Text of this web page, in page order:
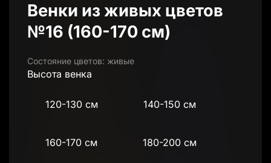
Венки из живых цветов
№16 (160-170 см)
Состояние цветов: живые
Высота венка
120-130 см 140-150 см
160-170 см 180-200 см